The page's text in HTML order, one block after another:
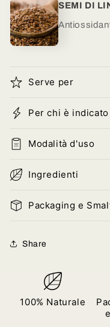
SEMI DI
Serve per
Per chi è indicato
Modalità d'uso
Ingredienti
Packaging e
Share
100% Naturale